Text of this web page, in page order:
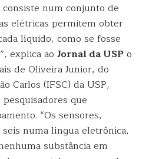
num conjunto de
elétricas permitem obter
líquido, como se fosse
explica ao Jornal da USPo
de Oliveira Junior, do
Carlos (IFSC) da USP,
que
“Os sensores,
numa língua eletrônica,
substância em